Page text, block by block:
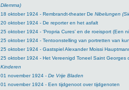
Dilemma)
18 oktober 1924 - Rembrandt-theater De Nibelungen
20 oktober 1924 - De reporter en het asfalt
25 oktober 1924 - ‘Propria Cures’ en de roeisport (Een
25 oktober 1924 - Tentoonstelling van portretten van
25 oktober 1924 - Gastspiel Alexander Moissi
25 oktober 1924 - Het Vereenigd Toneel Saint Georges
Kinderen
01 november 1924 - De Vrije Bladen
01 november 1924 - Een tijdgenoot over tijdgenoten